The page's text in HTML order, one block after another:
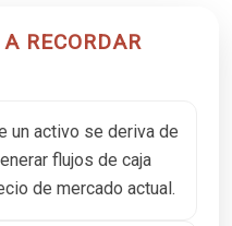
RECORDAR
un activo se deriva de
flujos de caja
de mercado actual.